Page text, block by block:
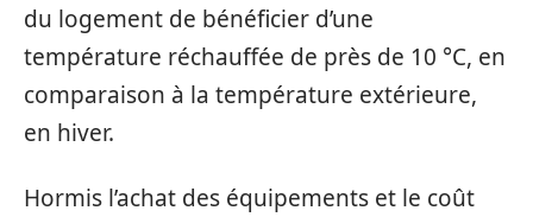
du logement de bénéficier d’une
température réchauffée de près de 10 °C, en
comparaison à la température extérieure,
en hiver.
Hormis l’achat des équipements et le coût